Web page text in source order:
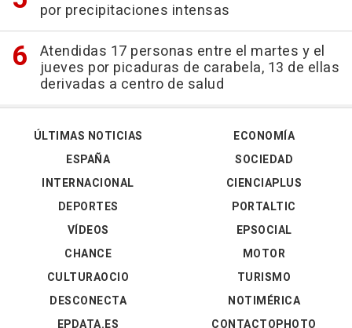
por precipitaciones intensas
Atendidas 17 personas entre el martes y el
jueves por picaduras de carabela, 13 de ellas
derivadas a centro de salud
ÚLTIMAS NOTICIAS
ESPAÑA
INTERNACIONAL
DEPORTES
VÍDEOS
ECONOMÍA
SOCIEDAD
CIENCIAPLUS
PORTALTIC
EPSOCIAL
CHANCE
CULTURAOCIO
DESCONECTA
MOTOR
TURISMO
NOTIMÉRICA